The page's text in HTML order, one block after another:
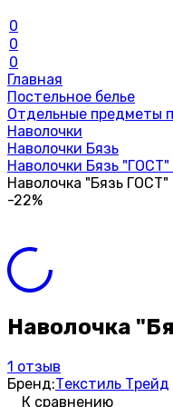
0
0
0
Главная
Постельное белье
Отдельные предметы
Наволочки
Наволочки Бязь
Наволочки Бязь
Наволочка "Бязь
-22%
Наволочка
1 отзыв
Бренд:Текстиль Трейд
К сравнению